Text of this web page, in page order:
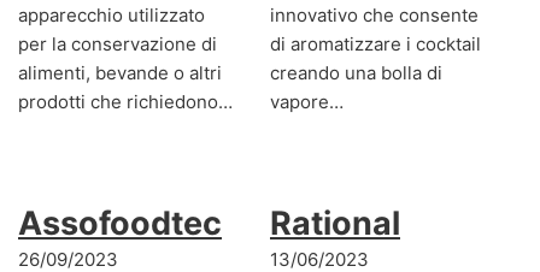
apparecchio utilizzato
per la conservazione di
alimenti, bevande o altri
prodotti che richiedono…
innovativo che consente
di aromatizzare i cocktail
creando una bolla di
vapore…
Assofoodtec
26/09/2023
Rational
13/06/2023